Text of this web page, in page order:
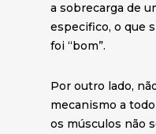
a sobrecarga de
especifico, o que
foi “bom”.
Por outro lado,
mecanismo a
os músculos não